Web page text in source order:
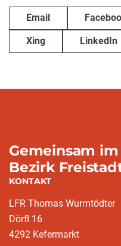
Email
Xing LinkedIn
Gemeinsam
Bezirk
KONTAKT
LFR Thomas Wurmtödter
Dörfl 16
4292 Kefermarkt